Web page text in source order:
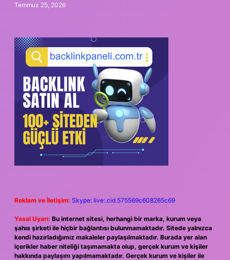
Temmuz 25, 2026
Reklam ve İletişim: Skype: live:.cid.575569c608265c69
Yasal Uyarı: Bu internet sitesi, herhangi bir marka, kurum veya
şahıs şirketi ile hiçbir bağlantısı bulunmamaktadır. Sitede yalnızca
kendi hazırladığımız makaleler paylaşılmaktadır. Burada yer alan
içerikler haber niteliği taşımamakta olup, gerçek kurum ve kişiler
hakkında paylaşım yapılmamaktadır. Gerçek kurum ve kişiler ile